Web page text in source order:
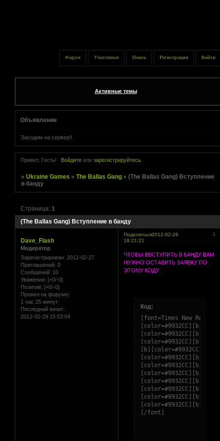
Форум Участники Поиск Регистрация Войти
Активные темы
Объявление
Заходим на сервер!!
Привет, Гость! Войдитеили зарегистрируйтесь.
»Ukraine Games »The Ballas Gang »(The Ballas Gang) Вступление
в банду
(The Ballas Gang) Вступление в банду
Страница:1
Поделиться 1
2012-02-28
18:21:21
Dave_Flash
Модератор
Зарегистрирован: 2012-02-27
Приглашений: 0
Сообщений: 10
Уважение: [+0/-0]
Позитив: [+0/-0]
Провел на форуме:
1 час 25 минут
Последний визит:
2012-02-29 15:53:04
ЧТОБЫ ВВСТУПИТЬ В БАНДУ ВАМ
НУЖНО ОСТАВИТЬ ЗАЯВКУ ПО
ЭТОМУ КОДУ
Код:
[font=Times New
[/font]